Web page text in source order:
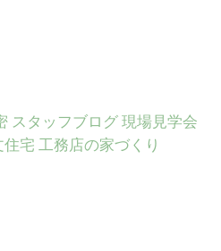
スタッフブログ現場見学会
宅 工務店の家づくり